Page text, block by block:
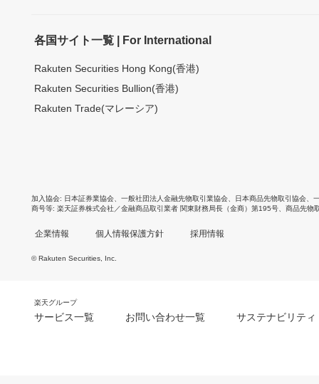
各国サイト一覧 | For International
Rakuten Securities Hong Kong(香港)
Rakuten Securities Bullion(香港)
Rakuten Trade(マレーシア)
加入協会 日本証券業協会 一般社団法人金融先物取引業協会 日本商品先物取引協会
商号等 楽天証券株式会社／金融商品取引業者 関東財務局長（金商）第195号、商品先物
企業情報 個人情報保護方針 採用情報
© Rakuten Securities, Inc.
楽天グループ
サービス一覧 お問い合わせ一覧 サステナビリティ